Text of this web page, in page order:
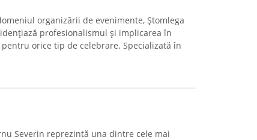
organizării de evenimente, Ștomlega
profesionalismul și implicarea în
orice tip de celebrare. Specializată în
Severin reprezintă una dintre cele mai